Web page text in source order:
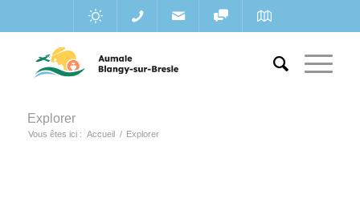
Explorer
Vous êtes ici : Accueil / Explorer